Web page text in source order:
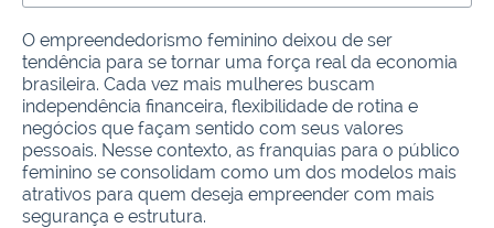
O empreendedorismo feminino deixou de ser
tendência para se tornar uma força real da economia
brasileira. Cada vez mais mulheres buscam
independência financeira, flexibilidade de rotina e
negócios que façam sentido com seus valores
pessoais. Nesse contexto, as franquias para o público
feminino se consolidam como um dos modelos mais
atrativos para quem deseja empreender com mais
segurança e estrutura.